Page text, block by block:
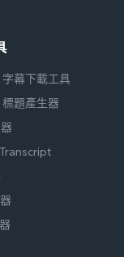
字幕下載工具
標題產生器